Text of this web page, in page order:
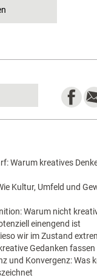
Warum kreatives
Kultur, Umfeld und
Warum nicht
einengend ist
wir im Zustand
Gedanken fassen
und Konvergenz: Was